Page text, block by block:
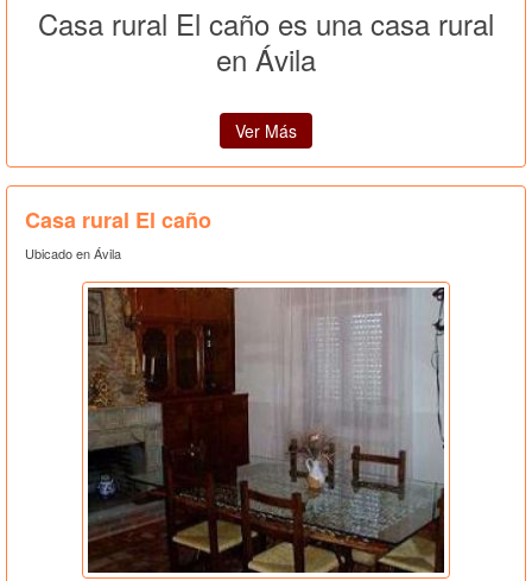
Casa rural El caño es una casa rural
en Ávila
Ver Más
Casa rural El caño
Ubicado en Ávila